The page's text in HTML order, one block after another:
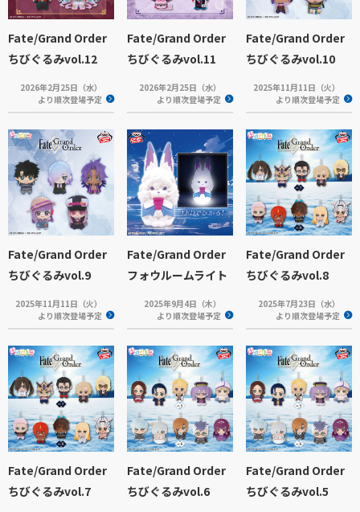
Fate/Grand Order
ちびぐるみvol.12
2026年2月25日（水）
より順次登場予定
Fate/Grand Order
ちびぐるみvol.11
2026年2月25日（水）
より順次登場予定
Fate/Grand Order
ちびぐるみvol.10
2025年11月11日（火）
より順次登場予定
Fate/Grand Order
ちびぐるみvol.9
2025年11月11日（火）
より順次登場予定
Fate/Grand Order
フォウルームライト
2025年9月4日（木）
より順次登場予定
Fate/Grand Order
ちびぐるみvol.8
2025年7月23日（水）
より順次登場予定
Fate/Grand Order
ちびぐるみvol.7
Fate/Grand Order
ちびぐるみvol.6
Fate/Grand Order
ちびぐるみvol.5